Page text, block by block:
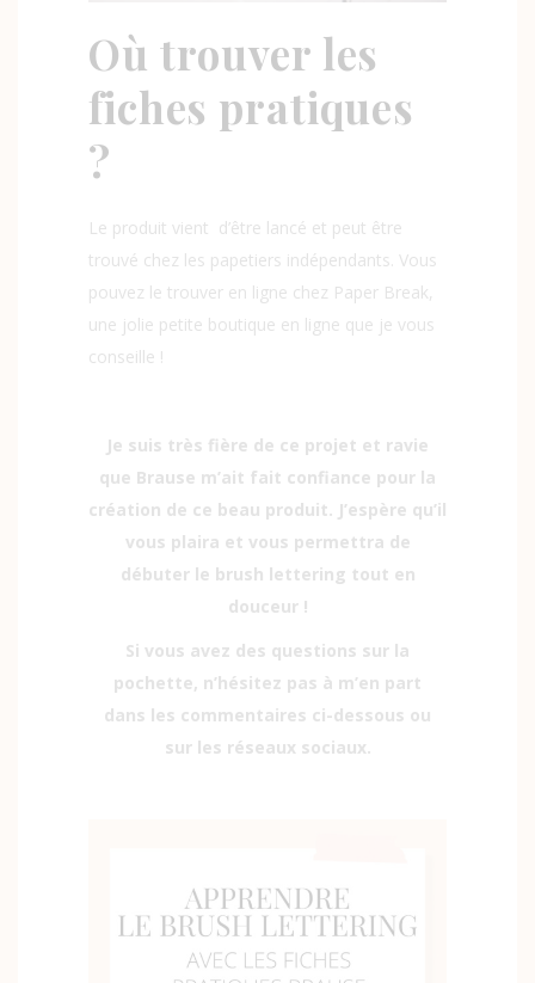
Où trouver les
fiches pratiques
?
Le produit vient d’être lancé et peut être
trouvé chez les papetiers indépendants. Vous
pouvez le trouver en ligne chez Paper Break,
une jolie petite boutique en ligne que je vous
conseille !
Je suis très fière de ce projet et ravie
que Brause m’ait fait confiance pour la
création de ce beau produit. J’espère qu’il
vous plaira et vous permettra de
débuter le brush lettering tout en
douceur !
Si vous avez des questions sur la
pochette, n’hésitez pas à m’en part
dans les commentaires ci-dessous ou
sur les réseaux sociaux.